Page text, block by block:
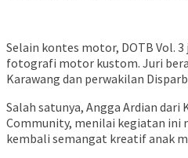
Selain kontes motor, DOTB Vol.
fotografi motor kustom. Juri
Karawang dan perwakilan
Salah satunya, Angga Ardian
Community, menilai kegiatan ini
kembali semangat kreatif anak